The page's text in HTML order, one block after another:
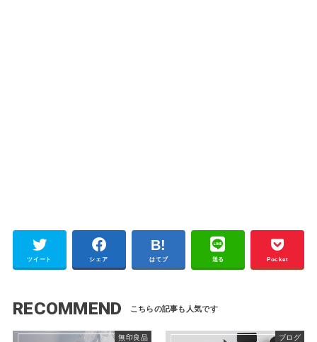
ツイート シェア はてブ 送る Pocket
RECOMMEND
無印良品 ブログ